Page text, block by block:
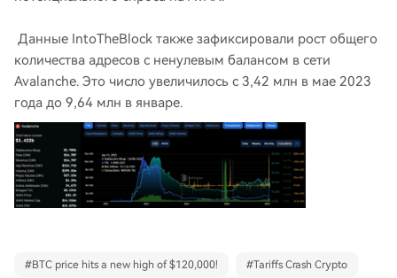
Данные IntoTheBlock также зафиксировали рост общего
количества адресов с ненулевым балансом в сети
Avalanche. Это число увеличилось с 3,42 млн в мае 2023
года до 9,64 млн в январе.
#BTC price hits a new high of $120,000! #Tariffs Crash Crypto